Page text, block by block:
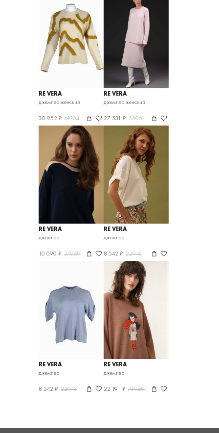
RE VERA
джемпер женский
30 952 ₽ 61904
RE VERA
джемпер женский
27 531 ₽ 55061
RE VERA
джемпер
10 090 ₽ 27069
RE VERA
джемпер
8 542 ₽ 22916
RE VERA
джемпер
8 542 ₽ 22916
RE VERA
джемпер
22 191 ₽ 73969